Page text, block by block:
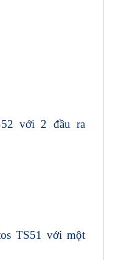
với 2 đầu ra
TS51 với một